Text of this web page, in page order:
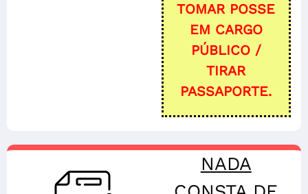
TOMAR POSSE
EM CARGO
PÚBLICO /
TIRAR
PASSAPORTE.
NADA